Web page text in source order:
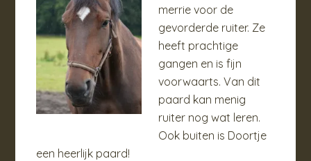
merrie voor de
gevorderde ruiter. Ze
heeft prachtige
gangen en is fijn
voorwaarts. Van dit
paard kan menig
ruiter nog wat leren.
Ook buiten is Doortje
een heerlijk paard!